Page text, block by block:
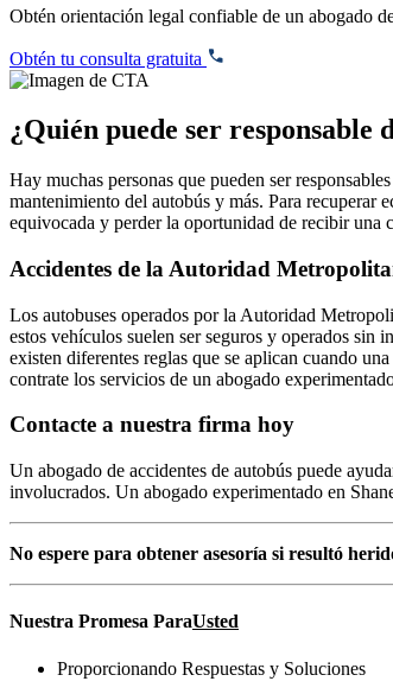
Obtén orientación legal confiable de un abogado
Obtén tu consulta gratuita
¿Quién puede ser responsable
Hay muchas personas que pueden ser
mantenimiento del autobús y más. Para recuperar
equivocada y perder la oportunidad de recibir una
Accidentes de la Autoridad
Los autobuses operados por la Autoridad
estos vehículos suelen ser seguros y operados sin
existen diferentes reglas que se aplican cuando
contrate los servicios de un abogado
Contacte a nuestra firma hoy
Un abogado de accidentes de autobús puede
involucrados. Un abogado experimentado en
No espere para obtener asesoría si resultó
Nuestra Promesa ParaUsted
Proporcionando Respuestas y Soluciones